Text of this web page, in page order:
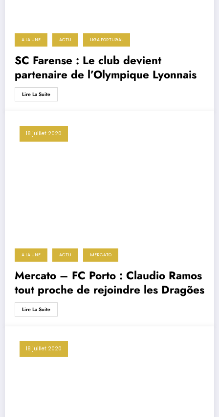
A LA UNE ACTU LIGA PORTUGAL
SC Farense : Le club devient
partenaire de l’Olympique Lyonnais
Lire La Suite
18 juillet 2020
A LA UNE ACTU MERCATO
Mercato – FC Porto : Claudio Ramos
tout proche de rejoindre les Dragões
Lire La Suite
18 juillet 2020